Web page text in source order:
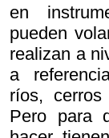
en
pueden
realizan a
a
ríos, cerros
Pero para